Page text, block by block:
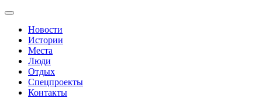
Новости
Истории
Места
Люди
Отдых
Спецпроекты
Контакты